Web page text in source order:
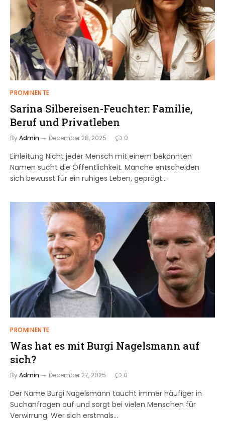
PROMINENTE
Sarina Silbereisen-Feuchter: Familie,
Beruf und Privatleben
ByAdmin December 28, 2025 0
Einleitung Nicht jeder Mensch mit einem bekannten
Namen sucht die Öffentlichkeit. Manche entscheiden
sich bewusst für ein ruhiges Leben, geprägt…
PROMINENTE
Was hat es mit Burgi Nagelsmann auf
sich?
ByAdmin December 27, 2025 0
Der Name Burgi Nagelsmann taucht immer häufiger in
Suchanfragen auf und sorgt bei vielen Menschen für
Verwirrung. Wer sich erstmals…